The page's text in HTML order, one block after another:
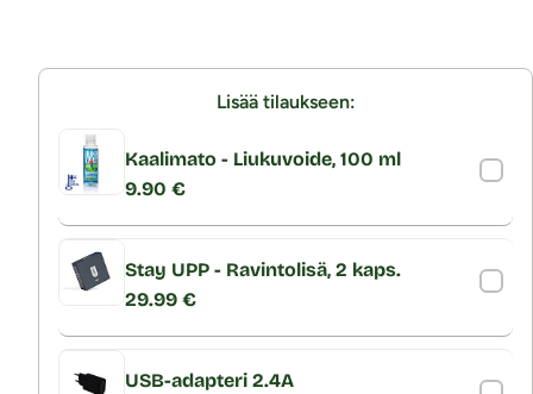
Lisää tilaukseen:
Kaalimato - Liukuvoide, 100 ml
9.90 €
Stay UPP - Ravintolisä, 2 kaps.
29.99 €
USB-adapteri 2.4A